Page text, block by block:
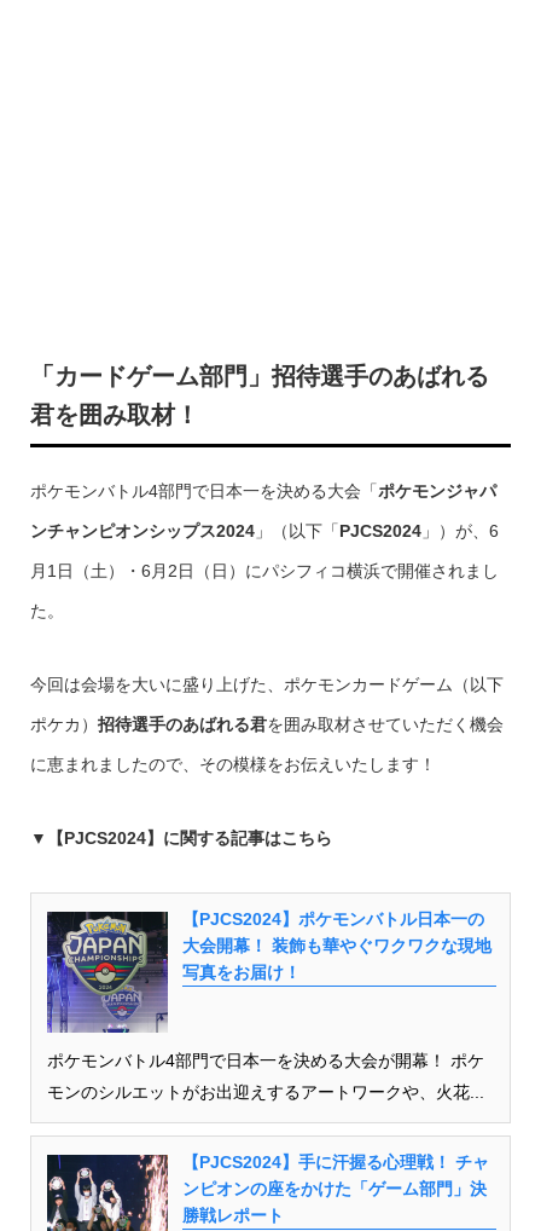
「カードゲーム部門」招待選手のあばれる
君を囲み取材！
ポケモンバトル4部門で日本一を決める大会「ポケモンジャパ
ンチャンピオンシップス2024」（以下「PJCS2024」）が、6
月1日（土）・6月2日（日）にパシフィコ横浜で開催されまし
た。
今回は会場を大いに盛り上げた、ポケモンカードゲーム（以下
ポケカ） 招待選手のあばれる君を囲み取材させていただく機会
に恵まれましたので、その模様をお伝えいたします！
▼【PJCS2024】に関する記事はこちら
【PJCS2024】ポケモンバトル日本一の
大会開幕！ 装飾も華やぐワクワクな現地
写真をお届け！
ポケモンバトル4部門で日本一を決める大会が開幕！ ポケ
モンのシルエットがお出迎えするアートワークや、火花...
【PJCS2024】手に汗握る心理戦！ チャ
ンピオンの座をかけた「ゲーム部門」決
勝戦レポート